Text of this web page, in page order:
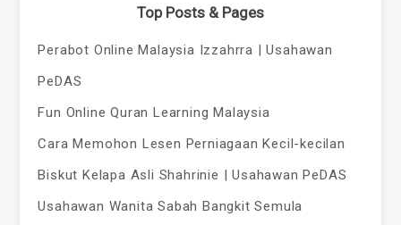
Top Posts & Pages
Perabot Online Malaysia Izzahrra | Usahawan
PeDAS
Fun Online Quran Learning Malaysia
Cara Memohon Lesen Perniagaan Kecil-kecilan
Biskut Kelapa Asli Shahrinie | Usahawan PeDAS
Usahawan Wanita Sabah Bangkit Semula